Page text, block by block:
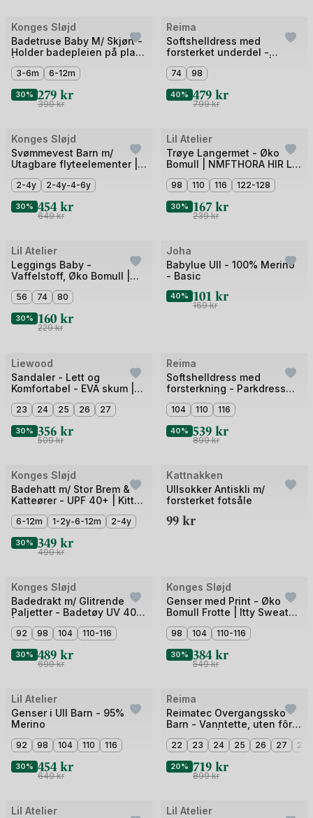
Outlet
Bilde
av
Konges Sløjd
Badetruse Baby M/ Skjørt -
Holder badepleien på plass
3-6m 6-12m
30% 279 kr
399kr
Outlet
Bilde
av
Reima
Softshelldress med
forsterket underdel -
Mjosa
74 98
40% 479 kr
799kr
Outlet
Bilde
av
Konges Sløjd
Svømmevest Barn m/
Utagbare flyteelementer |
2-4y 2-4y-4-6y
30% 454kr
649kr
Outlet
Bilde
av
4
Lil Atelier
Trøye Langermet - Øko
Bomull | NMFTHORA HIR LS
98 110 116 122-128
30% 167 kr
239kr
Outlet
Bilde
av
Lil Atelier
Leggings Baby -
Vaffelstoff, Øko Bomull |
LIL
56 74 80
30% 160 kr
229kr
Outlet
Bilde
av
Joha
Babylue Ull - 100% Merino
- Basic
40% 101 kr
169kr
Outlet
Bilde
av
Liewood
Sandaler - Lett og
Komfortabel - EVA skum |
23 24 25 26 27
30% 356 kr
509kr
Outlet
Bilde
av
Reima
Softshelldress med
forsterkning - Parkdress
104 110 116
40% 539 kr
899kr
Outlet
Bilde
av
Konges Sløjd
Badehatt m/ Stor Brem &
Katteører - UPF 40+ | Kitty
6-12m 1-2y-6-12m 2-4y
30% 349 kr
499kr
Bilde
av
Kattnakken
Ullsokker Antiskli m/
forsterket fotsåle
99 kr
Outlet
Bilde
av
Konges Sløjd
Badedrakt m/ Glitrende
Paljetter - Badetøy UV 40+
92 98 104 110-116
30% 489 kr
699kr
Outlet
Bilde
av
4
Konges Sløjd
Genser med Print - Øko
Bomull Frotte | Itty Sweat
98 104 110-116
30% 384kr
549kr
Outlet
Bilde
av
Lil Atelier
Genser i Ull Barn - 95%
Merino
92 98 104 110 116
30% 454kr
649kr
Bilde
av
Reima
Reimatec Overgangssko
Barn - Vanntette, uten fôr -
22 23 24 25 26 27 28
20% 719 kr
899kr
Outlet
Bilde
Lil Atelier
Outlet
Bilde
Lil Atelier